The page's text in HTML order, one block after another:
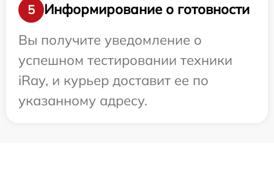
5
Информирование о готовности
Вы получите уведомление о
успешном тестировании техники
iRay, и курьер доставит ее по
указанному адресу.